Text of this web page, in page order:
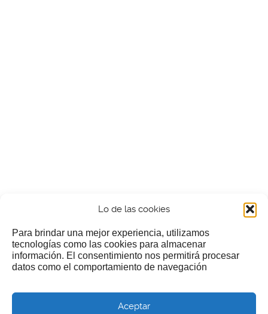
Lo de las cookies
Para brindar una mejor experiencia, utilizamos
tecnologías como las cookies para almacenar
información. El consentimiento nos permitirá procesar
datos como el comportamiento de navegación
Aceptar
¿Nos invitas a un cafecillo?
Si te gusta nuestra web puedes echar limosna a estos